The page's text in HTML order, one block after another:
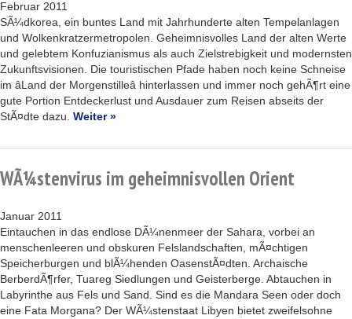
Februar 2011
SÃ¼dkorea, ein buntes Land mit Jahrhunderte alten Tempelanlagen
und Wolkenkratzermetropolen. Geheimnisvolles Land der alten Werte
und gelebtem Konfuzianismus als auch Zielstrebigkeit und modernsten
Zukunftsvisionen. Die touristischen Pfade haben noch keine Schneise
im âLand der Morgenstilleâ hinterlassen und immer noch gehÃ¶rt eine
gute Portion Entdeckerlust und Ausdauer zum Reisen abseits der
StÃ¤dte dazu. Weiter »
WÃ¼stenvirus im geheimnisvollen Orient
Januar 2011
Eintauchen in das endlose DÃ¼nenmeer der Sahara, vorbei an
menschenleeren und obskuren Felslandschaften, mÃ¤chtigen
Speicherburgen und blÃ¼henden OasenstÃ¤dten. Archaische
BerberdÃ¶rfer, Tuareg Siedlungen und Geisterberge. Abtauchen in
Labyrinthe aus Fels und Sand. Sind es die Mandara Seen oder doch
eine Fata Morgana? Der WÃ¼stenstaat Libyen bietet zweifelsohne